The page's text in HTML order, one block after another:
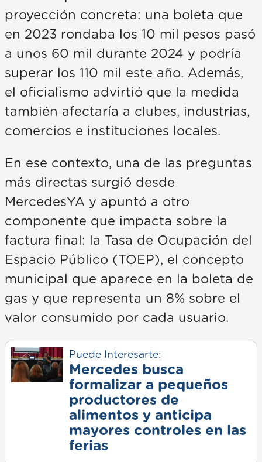
proyección concreta: una boleta que
en 2023 rondaba los 10 mil pesos pasó
a unos 60 mil durante 2024 y podría
superar los 110 mil este año. Además,
el oficialismo advirtió que la medida
también afectaría a clubes, industrias,
comercios e instituciones locales.
En ese contexto, una de las preguntas
más directas surgió desde
MercedesYA y apuntó a otro
componente que impacta sobre la
factura final: la Tasa de Ocupación del
Espacio Público (TOEP), el concepto
municipal que aparece en la boleta de
gas y que representa un 8% sobre el
valor consumido por cada usuario.
Puede Interesarte:
Mercedes busca
formalizar a pequeños
productores de
alimentos y anticipa
mayores controles en las
ferias